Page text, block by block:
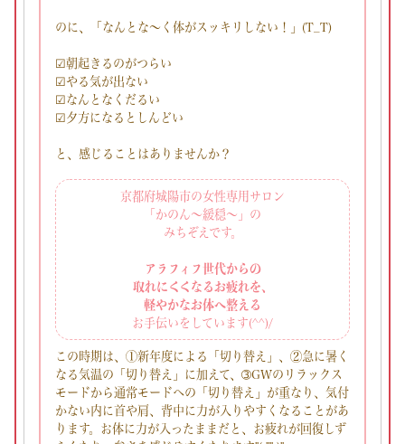
のに、「なんとな～く体がスッキリしない！」(T_T)
☑朝起きるのがつらい
☑やる気が出ない
☑なんとなくだるい
☑夕方になるとしんどい
と、感じることはありませんか？
京都府城陽市の女性専用サロン
「かのん～緩穏～」の
みちぞえです。
アラフィフ世代からの
取れにくくなるお疲れを、
軽やかなお体へ整える
お手伝いをしています(^^)/
この時期は、①新年度による「切り替え」、②急に暑く
なる気温の「切り替え」に加えて、➂GWのリラックス
モードから通常モードへの「切り替え」が重なり、気付
かない内に首や肩、背中に力が入りやすくなることがあ
ります。お体に力が入ったままだと、お疲れが回復しず